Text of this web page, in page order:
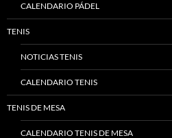
CALENDARIO PÁDEL
TENIS
NOTICIAS TENIS
CALENDARIO TENIS
TENIS DE MESA
CALENDARIO TENIS DE MESA